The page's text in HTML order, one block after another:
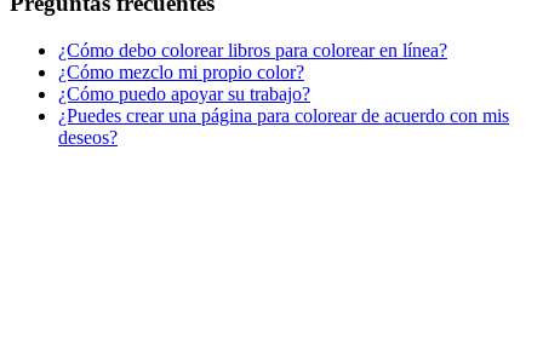
Transporte
Verano y vacaciones
Libros para colorear para niños
Nezaradené
¿Cómo debo colorear libros para colorear en línea?
¿Cómo mezclo mi propio color?
¿Cómo puedo apoyar su trabajo?
¿Puedes crear una página para colorear de acuerdo con mis
deseos?